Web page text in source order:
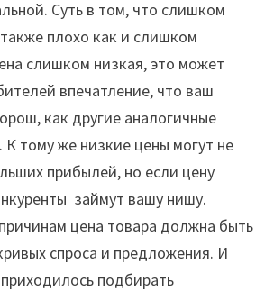
Суть в том, что слишком
плохо как и слишком
слишком низкая, это может
впечатление, что ваш
как другие аналогичные
К тому же низкие цены могут не
прибылей, но если цену
займут вашу нишу.
цена товара должна быть
спроса и предложения. И
подбирать